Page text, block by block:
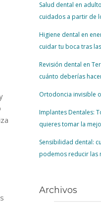
Salud dental en
cuidados a partir de
Higiene dental en
cuidar tu boca tras
Revisión dental en
cuánto deberías
Ortodoncia invisible
Implantes Dentales:
quieres tomar la
Sensibilidad dental:
podemos reducir las
Archivos